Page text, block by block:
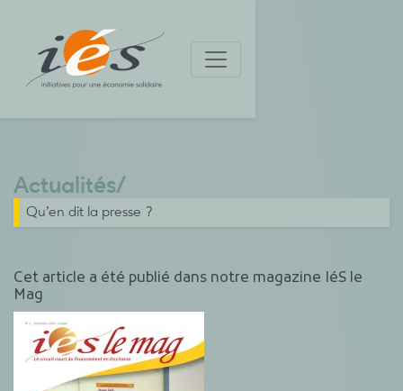
Actualités/
Qu’en dit la presse ?
Cet article a été publié dans notre magazine IéS le
Mag